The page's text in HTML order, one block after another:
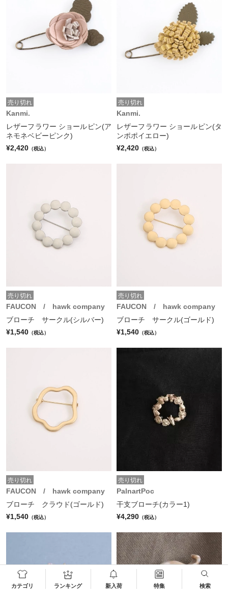
カテゴリ ランキング 新入荷 特集 検索
売り切れ
Kanmi.
レザーフラワー ショールピン(ア
ネモネベビーピンク)
¥2,420 （税込）
売り切れ
Kanmi.
レザーフラワー ショールピン(タ
ンポポイエロー)
¥2,420 （税込）
売り切れ
FAUCON / hawk company
ブローチ サークル(シルバー)
¥1,540 （税込）
売り切れ
FAUCON / hawk company
ブローチ サークル(ゴールド)
¥1,540 （税込）
売り切れ
FAUCON / hawk company
ブローチ クラウド(ゴールド)
¥1,540 （税込）
売り切れ
PalnartPoc
干支ブローチ(カラー1)
¥4,290 （税込）